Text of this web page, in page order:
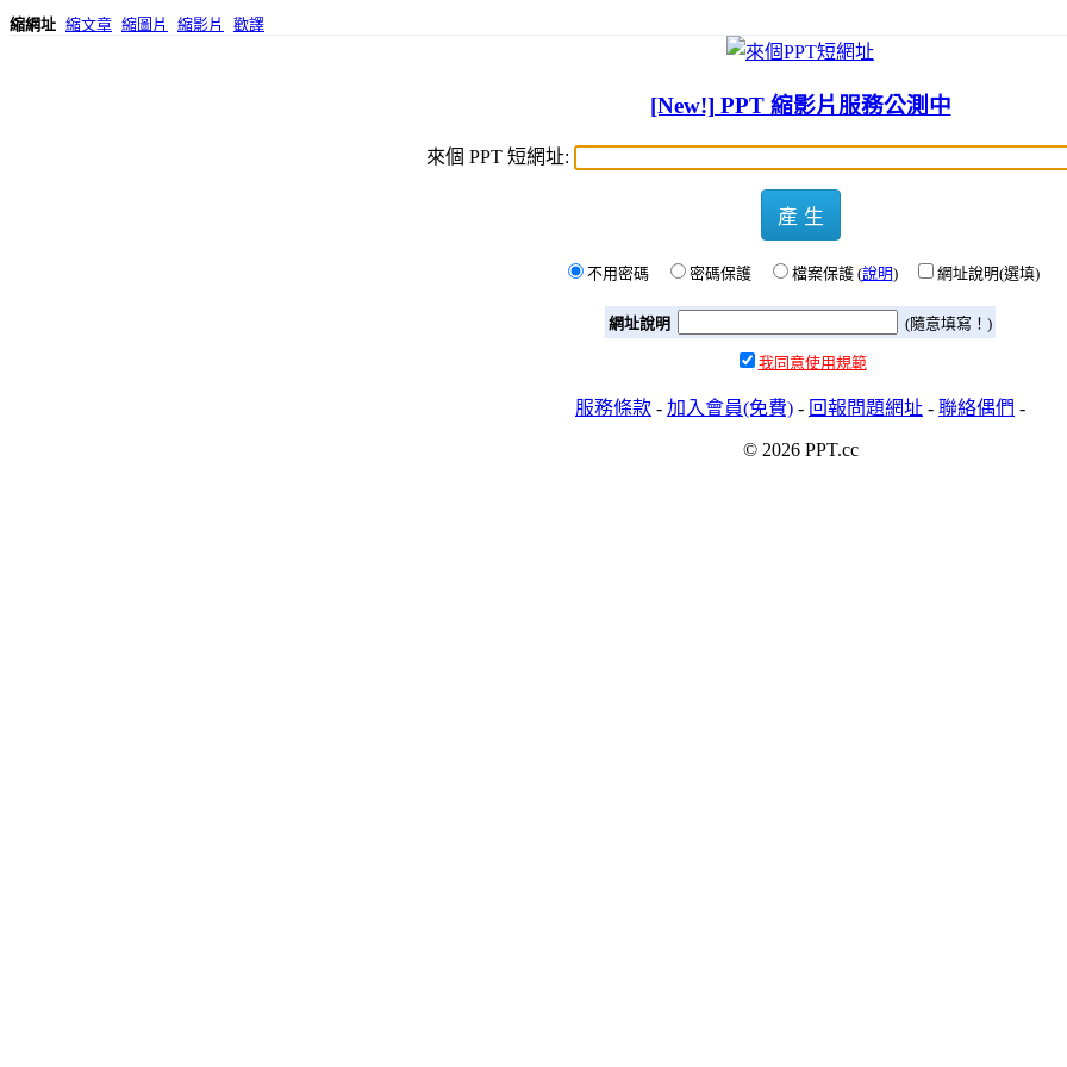
縮網址 縮文章 縮圖片 縮影片 歡譯
[New!] PPT 縮影片服務公測中
來個 PPT 短網址:
產 生
不用密碼 密碼保護 檔案保護 (說明) 網址說明(選填)
網址說明 (隨意填寫！)
我同意使用規範
服務條款 - 加入會員(免費) - 回報問題網址 - 聯絡偶們 -
© 2026 PPT.cc